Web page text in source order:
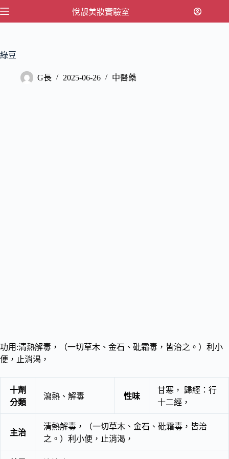
跳
內
悅靓美妝實驗室
綠豆
G長 2025-06-26 中醫藥
功用:清熱解毒，（一切草木、金石、砒霜毒，皆治之。）利小
便，止消渴，
十劑
分類
瀉熱、解毒 性味
甘寒， 歸經：行
十二經，
主治
清熱解毒，（一切草木、金石、砒霜毒，皆治
之。）利小便，止消渴，